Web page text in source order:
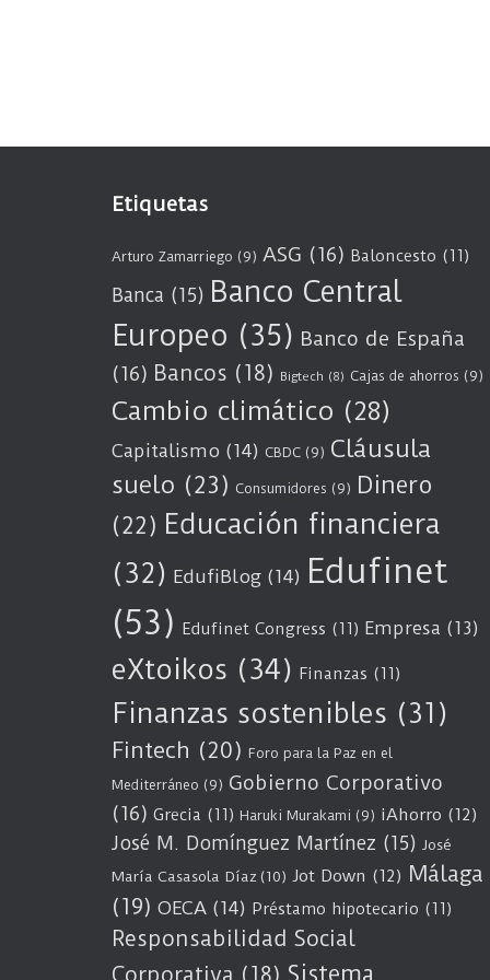
Etiquetas
Arturo Zamarriego (9) ASG (16) Baloncesto (11)
Banca (15) Banco Central
Europeo (35) Banco de España
(16) Bancos (18) Bigtech (8) Cajas de ahorros (9)
Cambio climático (28)
Capitalismo (14) CBDC (9) Cláusula
suelo (23) Consumidores (9) Dinero
(22) Educación financiera
(32) EdufiBlog (14) Edufinet
(53) Edufinet Congress (11) Empresa (13)
eXtoikos (34) Finanzas (11)
Finanzas sostenibles (31)
Fintech (20) Foro para la Paz en el
Mediterráneo (9) Gobierno Corporativo
(16) Grecia (11) Haruki Murakami (9) iAhorro (12)
José M. Domínguez Martínez (15) José
María Casasola Díaz (10) Jot Down (12) Málaga
(19) OECA (14) Préstamo hipotecario (11)
Responsabilidad Social
Sistema